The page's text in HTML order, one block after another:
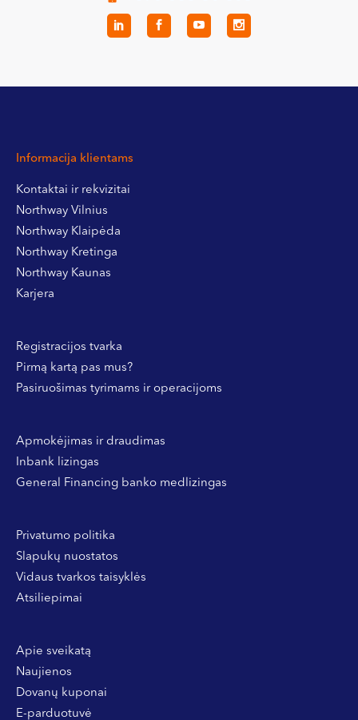
Informacija klientams
Kontaktai ir rekvizitai
Northway Vilnius
Northway Klaipėda
Northway Kretinga
Northway Kaunas
Karjera
Registracijos tvarka
Pirmą kartą pas mus?
Pasiruošimas tyrimams ir operacijoms
Apmokėjimas ir draudimas
Inbank lizingas
General Financing banko medlizingas
Privatumo politika
Slapukų nuostatos
Vidaus tvarkos taisyklės
Atsiliepimai
Apie sveikatą
Naujienos
Dovanų kuponai
E-parduotuvė